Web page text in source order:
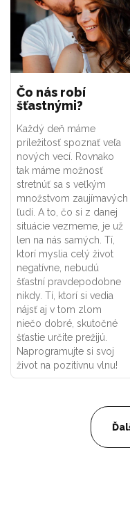
Čo nás robí
šťastnými?
Každý deň máme
príležitosť spoznať veľa
nových vecí. Rovnako
tak máme možnosť
stretnúť sa s veľkým
množstvom zaujímavých
ľudí. A to, čo si z danej
situácie vezmeme, je už
len na nás samých. Tí,
ktorí myslia celý život
negatívne, nebudú
šťastní pravdepodobne
nikdy. Tí, ktorí si vedia
nájsť aj v tom zlom
niečo dobré, skutočné
šťastie určite prežijú.
Naprogramujte si svoj
život na pozitívnu vlnu!